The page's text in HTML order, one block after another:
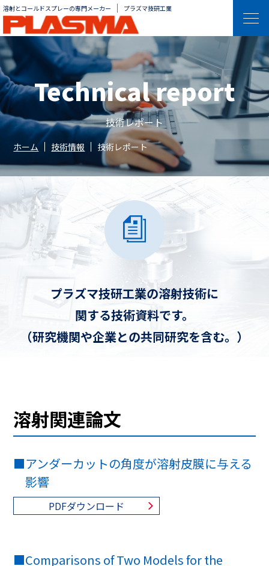
溶射とコールドスプレーの専門メーカー プラズマ技研工業
Technical report
技術レポート
ホーム 技術情報 技術レポート
プラズマ技研工業の溶射技術に
関する技術資料です。
（研究機関や企業との共同研究を含む。）
溶射関連論文
■アンダーカットの角度が溶射皮膜に与える
影響
PDFダウンロード
■Comparisons of Two Models for the